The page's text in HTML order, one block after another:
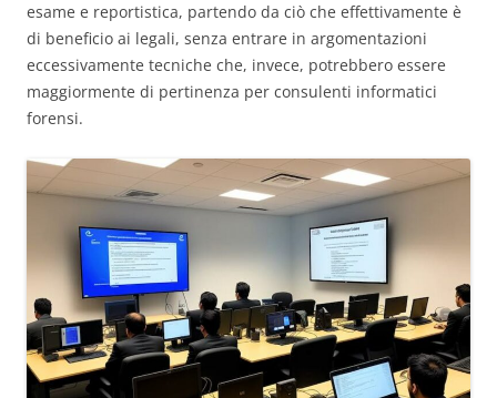
esame e reportistica, partendo da ciò che effettivamente è
di beneficio ai legali, senza entrare in argomentazioni
eccessivamente tecniche che, invece, potrebbero essere
maggiormente di pertinenza per consulenti informatici
forensi.